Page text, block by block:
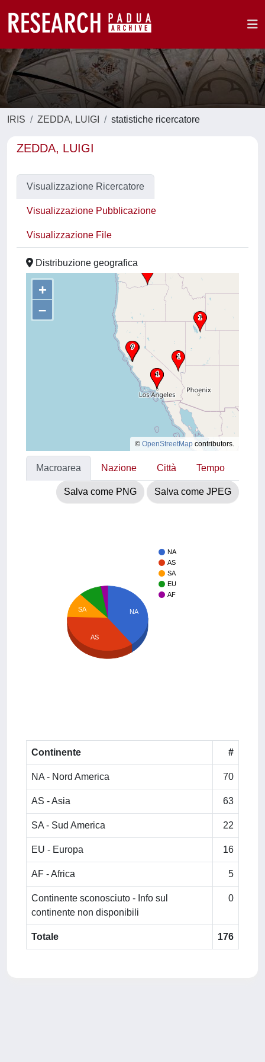
IRIS ZEDDA, LUIGI statistiche ricercatore
ZEDDA, LUIGI
Visualizzazione Ricercatore
Visualizzazione Pubblicazione
Visualizzazione File
Distribuzione geografica
+
–
© OpenStreetMap contributors.
Macroarea Nazione Città Tempo
Salva come PNG Salva come JPEG
NA
AS
SA
EU
AF
NA
SA
AS
Continente #
NA - Nord America 70
AS - Asia 63
SA - Sud America 22
EU - Europa 16
AF - Africa 5
Continente sconosciuto - Info sul
continente non disponibili
0
Totale 176